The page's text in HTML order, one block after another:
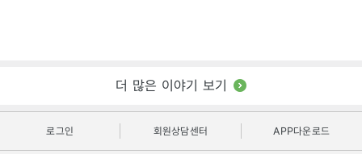
더 많은 이야기 보기
로그인 회원상담센터 APP다운로드